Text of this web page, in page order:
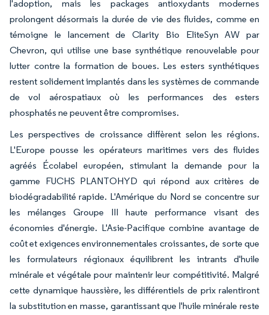
l'adoption, mais les packages antioxydants modernes
prolongent désormais la durée de vie des fluides, comme en
témoigne le lancement de Clarity Bio EliteSyn AW par
Chevron, qui utilise une base synthétique renouvelable pour
lutter contre la formation de boues. Les esters synthétiques
restent solidement implantés dans les systèmes de commande
de vol aérospatiaux où les performances des esters
phosphatés ne peuvent être compromises.
Les perspectives de croissance diffèrent selon les régions.
L'Europe pousse les opérateurs maritimes vers des fluides
agréés Écolabel européen, stimulant la demande pour la
gamme FUCHS PLANTOHYD qui répond aux critères de
biodégradabilité rapide. L'Amérique du Nord se concentre sur
les mélanges Groupe III haute performance visant des
économies d'énergie. L'Asie-Pacifique combine avantage de
coût et exigences environnementales croissantes, de sorte que
les formulateurs régionaux équilibrent les intrants d'huile
minérale et végétale pour maintenir leur compétitivité. Malgré
cette dynamique haussière, les différentiels de prix ralentiront
la substitution en masse, garantissant que l'huile minérale reste